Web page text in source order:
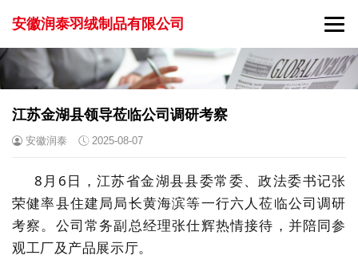
安徽润泰羽绒制品有限公司
江苏金湖县领导莅临公司调研考察
安徽润泰 2025-08-07
8月6日，江苏省金湖县县委常委、政法委书记张
荣健率县住建局局长黄海滨等一行六人莅临公司调研
考察。公司常务副总经理张仕辉热情接待，并陪同参
观工厂及产品展示厅。